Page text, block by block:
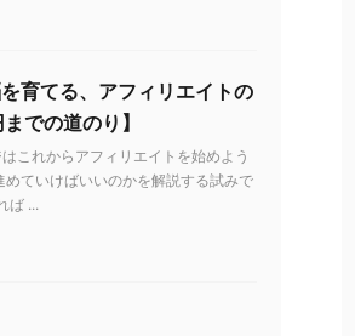
育てる、アフィリエイトの
での道のり】
これからアフィリエイトを始めよう
ていけばいいのかを解説する試みで
ば ...